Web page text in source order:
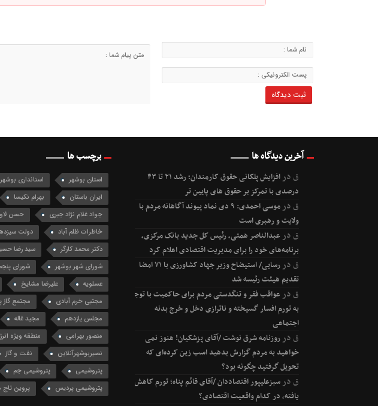
آخرین دیدگاه ها
قدر
افزایش پلکانی حقوق کارمندان؛ رشد ۲۱ تا ۴۳
درصدی با تمرکز بر حقوق های پایین تر
قدر
موسی احمدی: ۹ دی نماد پیوند آگاهانه مردم با
ولایت و رهبری است
قدر عبدالناصر همتی، رئیس کل جدید بانک مرکزی،
برنامه‌های خود را برای مدیریت اقتصادی اعلام کرد
قدر
رسایی/ استیضاح وزیر جهاد کشاورزی با ۷۱ امضا
تقدیم هیئت رئیسه شد
قدر عواقب فقر و تنگدستی مردم برای حاکمیت با توجه
به تورم افسار گسیخته و ناترازی دخل و خرج بدنه
اجتماعی
قدرروزنامه شرق نوشت /آقای پزشکیان! هنوز نمی
خواهید به مردم گزارش بدهید اسب زین کرده‌ای که
تحویل گرفتید چگونه بود؟
قدرسبزعلیپور اقتصاددان /آقای قائم پناه؛ تورم کاهش
یافته، در کدام واقعیت اقتصادی؟
برچسب ها
استان بوشهر استانداری بوشهر
ایران باستان
بهرام نکیسا
جواد غلام نژاد جبری
حسن
خاطرات ظلم آباد
دولت
دکتر محمد کارگر
سید رضا
شورای شهر بوشهر
شورای
عسلویه
علیرضا مشایخ
مجتبی خرم آبادی
مجتمع
مجلس یازدهم
مجید غاله
منصور بهرامی
منطقه ویژه
نصیربوشهرآنلاین
نفت و گاز
پتروشیمی
پتروشیمی جم
پتروشیمی پردیس
پروین